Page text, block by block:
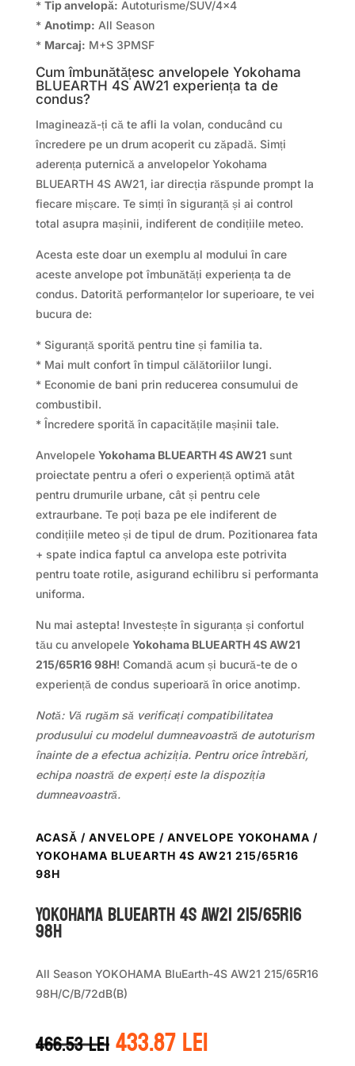
* Tip anvelopă: Autoturisme/SUV/4×4
* Anotimp: All Season
* Marcaj: M+S 3PMSF
Cum îmbunătățesc anvelopele Yokohama
BLUEARTH 4S AW21 experiența ta de
condus?
Imaginează-ți că te afli la volan, conducând cu
încredere pe un drum acoperit cu zăpadă. Simți
aderența puternică a anvelopelor Yokohama
BLUEARTH 4S AW21, iar direcția răspunde prompt la
fiecare mișcare. Te simți în siguranță și ai control
total asupra mașinii, indiferent de condițiile meteo.
Acesta este doar un exemplu al modului în care
aceste anvelope pot îmbunătăți experiența ta de
condus. Datorită performanțelor lor superioare, te vei
bucura de:
* Siguranță sporită pentru tine și familia ta.
* Mai mult confort în timpul călătoriilor lungi.
* Economie de bani prin reducerea consumului de
combustibil.
* Încredere sporită în capacitățile mașinii tale.
Anvelopele Yokohama BLUEARTH 4S AW21 sunt
proiectate pentru a oferi o experiență optimă atât
pentru drumurile urbane, cât și pentru cele
extraurbane. Te poți baza pe ele indiferent de
condițiile meteo și de tipul de drum. Pozitionarea fata
+ spate indica faptul ca anvelopa este potrivita
pentru toate rotile, asigurand echilibru si performanta
uniforma.
Nu mai astepta! Investește în siguranța și confortul
tău cu anvelopele Yokohama BLUEARTH 4S AW21
215/65R16 98H! Comandă acum și bucură-te de o
experiență de condus superioară în orice anotimp.
Notă: Vă rugăm să verificați compatibilitatea
produsului cu modelul dumneavoastră de autoturism
înainte de a efectua achiziția. Pentru orice întrebări,
echipa noastră de experți este la dispoziția
dumneavoastră.
ACASĂ / ANVELOPE / ANVELOPE YOKOHAMA /
YOKOHAMA BLUEARTH 4S AW21 215/65R16
98H
Yokohama BLUEARTH 4S AW21 215/65R16
98H
All Season YOKOHAMA BluEarth-4S AW21 215/65R16
98H/C/B/72dB(B)
466.53leiPrețul
inițial
433.87leiPrețul
curent